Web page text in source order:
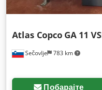
Sečovlje 783 km
Atlas Copco GA 11
Побарајте